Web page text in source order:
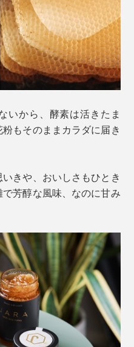
いから、酵素は活きたま
もそのままカラダに届き
きや、おいしさもひとき
芳醇な風味、なのに甘み